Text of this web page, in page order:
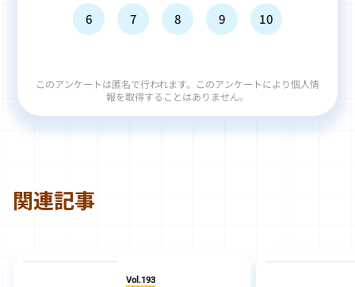
6 7 8 9 10
このアンケートは匿名で行われます。このアンケートにより個人情
報を取得することはありません。
関連記事
Vol.193